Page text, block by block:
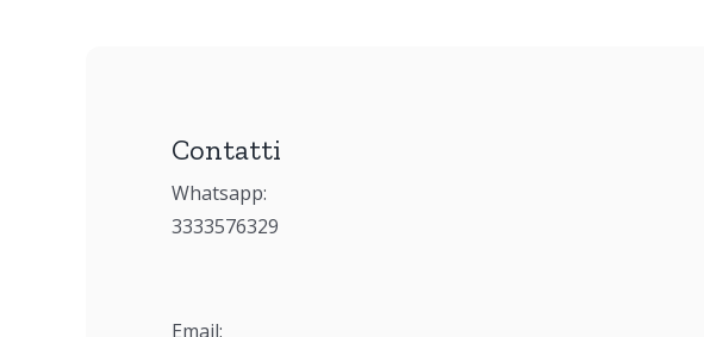
Contatti
Whatsapp:
3333576329
Email: